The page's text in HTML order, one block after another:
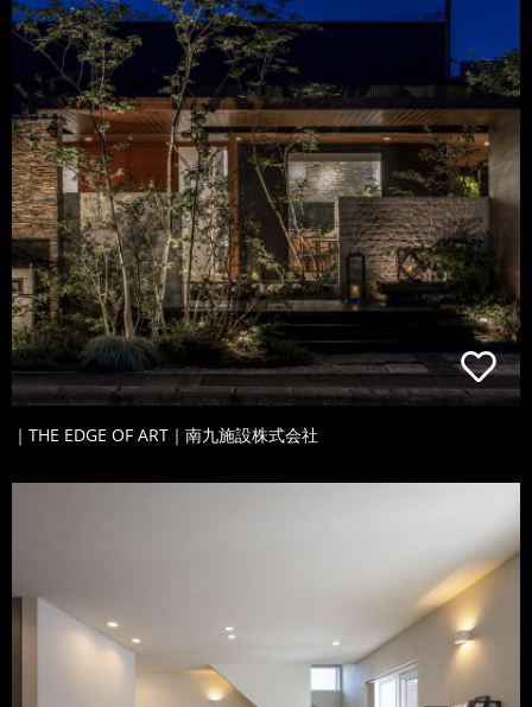
｜THE EDGE OF ART｜南九施設株式会社